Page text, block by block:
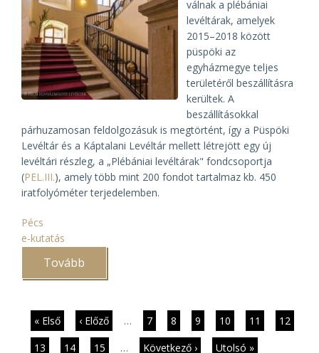
válnak a plébániai
levéltárak, amelyek
2015–2018 között
püspöki az
egyházmegye teljes
területéről beszállításra
kerültek. A
beszállításokkal
párhuzamosan feldolgozásuk is megtörtént, így a Püspöki
Levéltár és a Káptalani Levéltár mellett létrejött egy új
levéltári részleg, a „Plébániai levéltárak" fondcsoportja
(PEL.III.), amely több mint 200 fondot tartalmaz kb. 450
iratfolyóméter terjedelemben.
Pécs
e-kutatás
Tovább
lehetőségek
Oldalszámozás
Első
oldal
« Első
Előző
oldal
‹ Előző … Page
7 Page
8 Page
9 Page
10
Jelenlegi
oldal
11 Page
12
Page
13 Page
14 Page
15 … Következő
Következő › Utolsó
Utolsó »